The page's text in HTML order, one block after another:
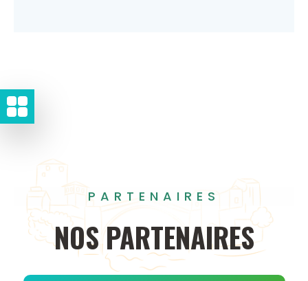
PARTENAIRES
NOS PARTENAIRES